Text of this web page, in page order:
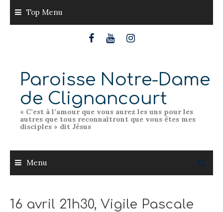
content
Top Menu
Paroisse Notre-Dame
de Clignancourt
« C’est à l’amour que vous aurez les uns pour les
autres que tous reconnaîtront que vous êtes mes
disciples » dit Jésus
Menu
16 avril 21h30, Vigile Pascale